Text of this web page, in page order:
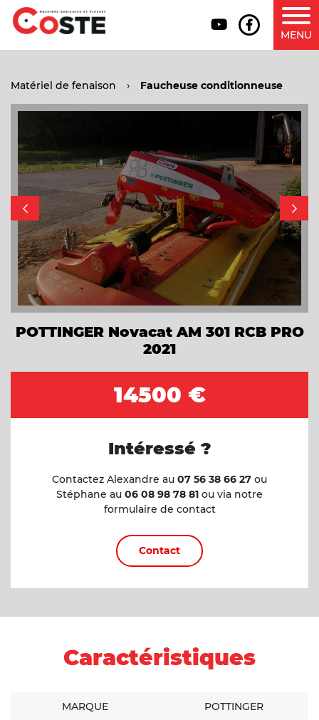
MENU
Matériel de fenaison › Faucheuse conditionneuse
POTTINGER Novacat AM 301 RCB PRO
2021
14500 €
Intéressé ?
Contactez Alexandre au 07 56 38 66 27 ou
Stéphane au 06 08 98 78 81 ou via notre
formulaire de contact
Contact
Caractéristiques
MARQUE POTTINGER